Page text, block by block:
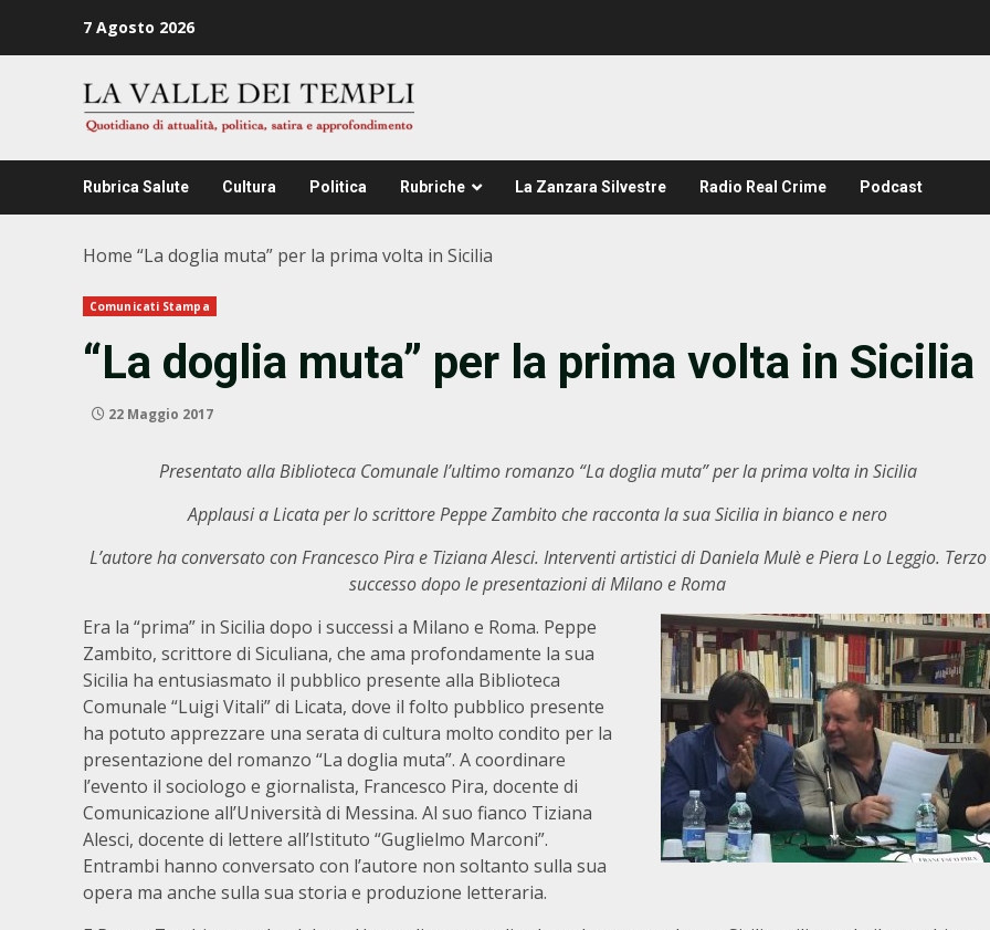
7 Agosto 2026
Rubrica Salute Cultura Politica Rubriche La Zanzara Silvestre Radio Real Crime Podcast
Home “La doglia muta” per la prima volta in Sicilia
Comunicati Stampa
“La doglia muta” per la prima volta in Sicilia
22 Maggio 2017
Presentato alla Biblioteca Comunale l’ultimo romanzo “La doglia muta” per la prima volta in Sicilia
Applausi a Licata per lo scrittore Peppe Zambito che racconta la sua Sicilia in bianco e nero
L’autore ha conversato con Francesco Pira e Tiziana Alesci. Interventi artistici di Daniela Mulè e Piera Lo Leggio. Terzo
successo dopo le presentazioni di Milano e Roma
Era la “prima” in Sicilia dopo i successi a Milano e Roma. Peppe
Zambito, scrittore di Siculiana, che ama profondamente la sua
Sicilia ha entusiasmato il pubblico presente alla Biblioteca
Comunale “Luigi Vitali” di Licata, dove il folto pubblico presente
ha potuto apprezzare una serata di cultura molto condito per la
presentazione del romanzo “La doglia muta”. A coordinare
l’evento il sociologo e giornalista, Francesco Pira, docente di
Comunicazione all’Università di Messina. Al suo fianco Tiziana
Alesci, docente di lettere all’Istituto “Guglielmo Marconi”.
Entrambi hanno conversato con l’autore non soltanto sulla sua
opera ma anche sulla sua storia e produzione letteraria.